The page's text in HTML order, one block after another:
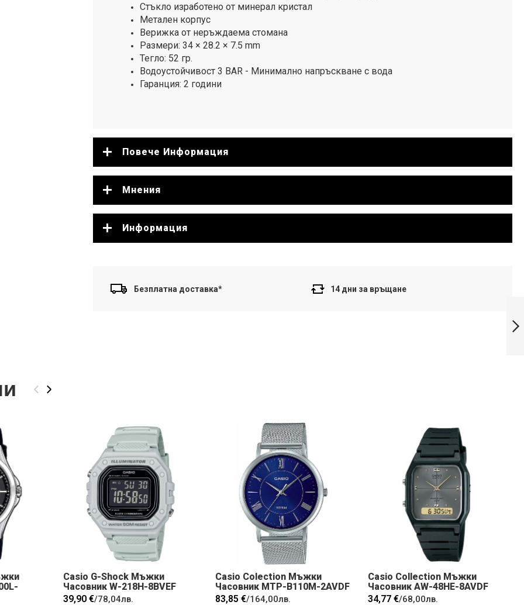
Стъкло изработено от минерал кристал
Метален корпус
Верижка от неръждаема стомана
Размери: 34 × 28.2 × 7.5 mm
Тегло: 52 гр.
Водоустойчивост 3 BAR - Минимално напръскване с вода
Гаранция: 2 години
Повече Информация
Мнения
Информация
Безплатна доставка* 14 дни за връщане
‹ ›
Casio G-Shock Мъжки
Часовник W-218H-8BVEF
39,90 €/78,04лв.
Casio Colection Мъжки
Часовник MTP-B110M-2AVDF
83,85 €/164,00лв.
Casio Collection Мъжки
Часовник AW-48HE-8AVDF
34,77 €/68,00лв.